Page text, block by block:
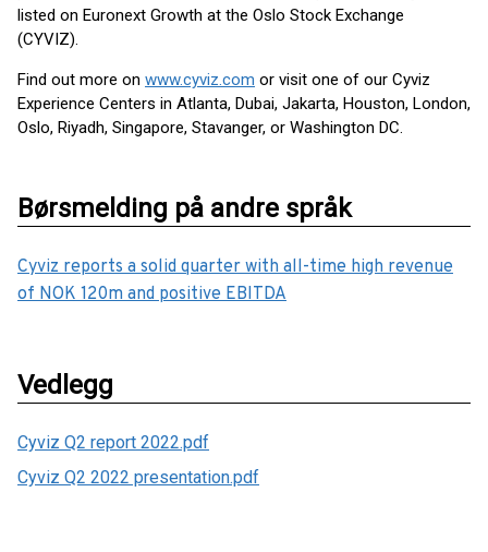
listed on Euronext Growth at the Oslo Stock Exchange
(CYVIZ).
Find out more on www.cyviz.com or visit one of our Cyviz
Experience Centers in Atlanta, Dubai, Jakarta, Houston, London,
Oslo, Riyadh, Singapore, Stavanger, or Washington DC.
Børsmelding på andre språk
Cyviz reports a solid quarter with all-time high revenue
of NOK 120m and positive EBITDA
Vedlegg
Cyviz Q2 report 2022.pdf
Cyviz Q2 2022 presentation.pdf